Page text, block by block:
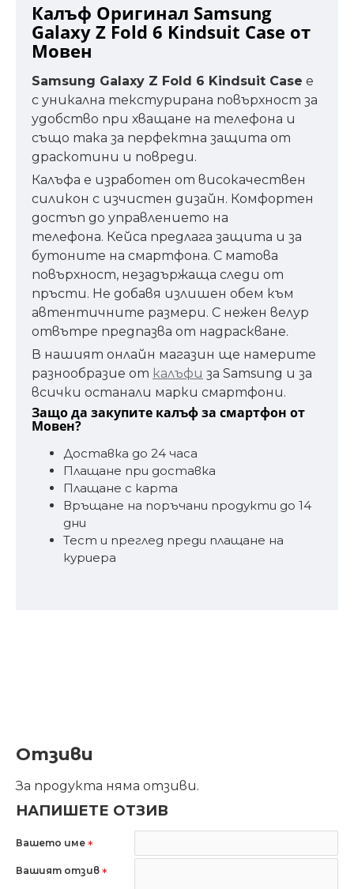
Калъф Оригинал Samsung
Galaxy Z Fold 6 Kindsuit Case от
Мовен
Samsung Galaxy Z Fold 6 Kindsuit Case е
с уникална текстурирана повърхност за
удобство при хващане на телефона и
също така за перфектна защита от
драскотини и повреди.
Калъфа е изработен от високачествен
силикон с изчистен дизайн. Комфортен
достъп до управлението на
телефона. Кейса предлага защита и за
бутоните на смартфона. С матова
повърхност, незадържаща следи от
пръсти. Не добавя излишен обем към
автентичните размери. С нежен велур
отвътре предпазва от надраскване.
В нашият онлайн магазин ще намерите
разнообразие от калъфи за Samsung и за
всички останали марки смартфони.
Защо да закупите калъф за смартфон от
Мовен?
Доставка до 24 часа
Плащане при доставка
Плащане с карта
Връщане на поръчани продукти до 14
дни
Тест и преглед преди плащане на
куриера
Отзиви
За продукта няма отзиви.
НАПИШЕТЕ ОТЗИВ
Вашето име
Вашият отзив